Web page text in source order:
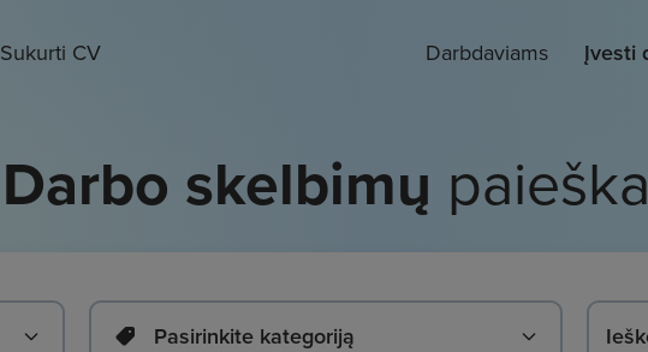
Sukurti CV Darbdaviams Įvesti
Darbo skelbimų paieška
Pasirinkite kategoriją